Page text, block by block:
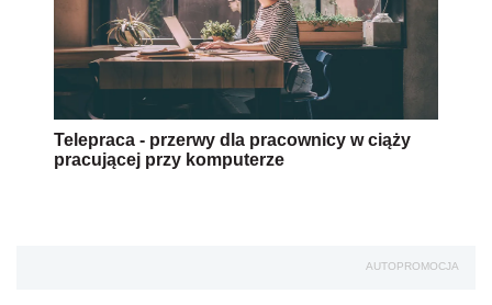
Telepraca - przerwy dla pracownicy w ciąży
pracującej przy komputerze
AUTOPROMOCJA